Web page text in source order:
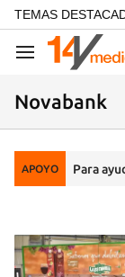
common.go-to-
TEMAS
Navegación
Novabank
APOYO Para